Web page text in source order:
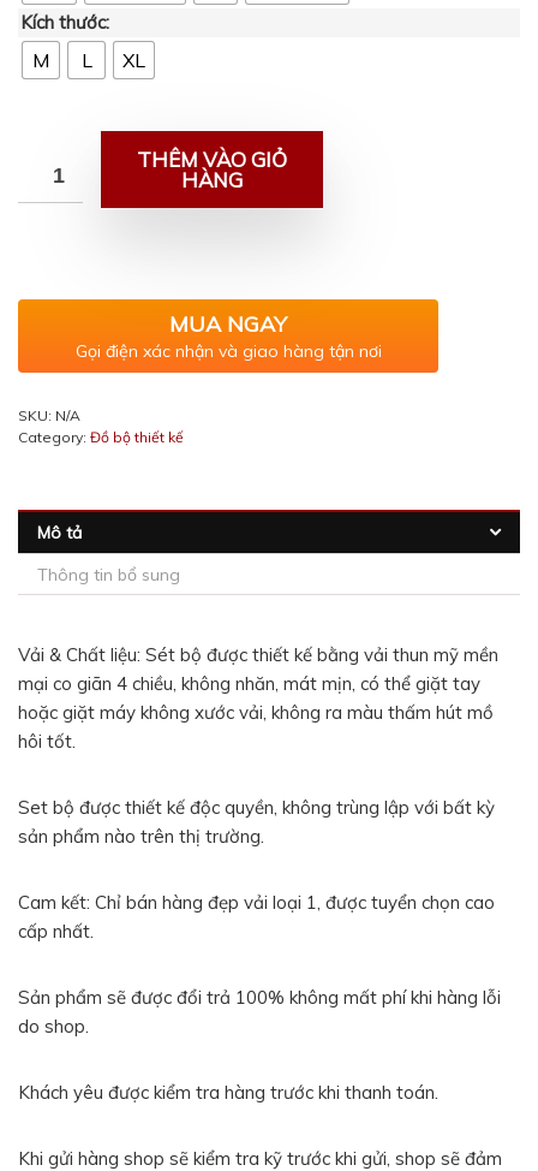
Kích thước:
M L XL
THÊM VÀO GIỎ
HÀNG
MUA NGAY
Gọi điện xác nhận và giao hàng tận nơi
SKU: N/A
Category: Đồ bộ thiết kế
Mô tả
Thông tin bổ sung
Vải & Chất liệu: Sét bộ được thiết kế bằng vải thun mỹ mền
mại co giãn 4 chiều, không nhăn, mát mịn, có thể giặt tay
hoặc giặt máy không xước vải, không ra màu thấm hút mồ
hôi tốt.
Set bộ được thiết kế độc quyền, không trùng lập với bất kỳ
sản phẩm nào trên thị trường.
Cam kết: Chỉ bán hàng đẹp vải loại 1, được tuyển chọn cao
cấp nhất.
Sản phẩm sẽ được đổi trả 100% không mất phí khi hàng lỗi
do shop.
Khách yêu được kiểm tra hàng trước khi thanh toán.
Khi gửi hàng shop sẽ kiểm tra kỹ trước khi gửi, shop sẽ đảm